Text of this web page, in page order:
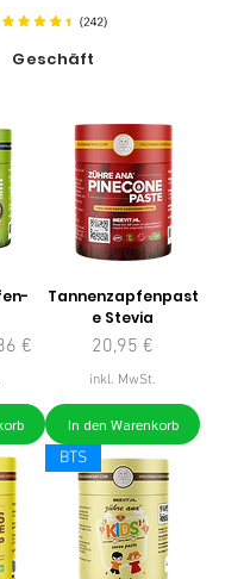
Geschäft
Preis
€
Tannenzapfenpast
e Stevia
Preis
20,95 €
inkl. MwSt.
In den Warenkorb
BTS